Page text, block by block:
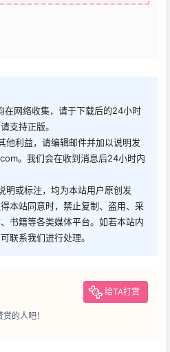
在网络收集，请于下载后的24小时
支持正版。
他利益，请编辑邮件并加以说明发
。我们会在收到消息后24小时内
明或标注，均为本站用户原创发
本站同意时，禁止复制、盗用、采
书籍等各类媒体平台。如若本站内
联系我们进行处理。
给TA打赏
的人吧！